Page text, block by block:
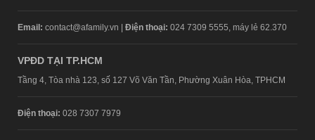
Email: contact@afamily.vn | Điện thoại: 024 7309 5555, máy lẻ 62.370
VPĐD TẠI TP.HCM
Tầng 4, Tòa nhà 123, số 127 Võ Văn Tần, Phường Xuân Hòa, TPHCM
Điện thoại: 028 7307 7979